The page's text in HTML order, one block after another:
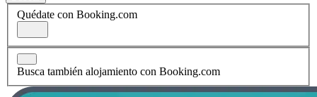
Quédate con Booking.com
Busca también alojamiento con Booking.com